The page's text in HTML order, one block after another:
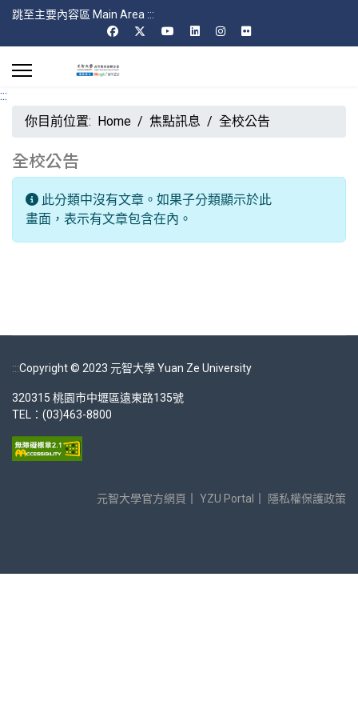
跳至主要內容區 Main Area :::
:::
你目前位置: Home 焦點訊息 全校公告
全校公告
每頁顯示條數
資訊
此分類中沒有文章。如果子分類顯示於此
畫面，表示有文章包含在內。
:::Copyright © 2023 元智大學 Yuan Ze University
320315 桃園市中壢區遠東路135號
TEL：(03)463-8800
元智大學官方網頁 YZU Portal 隱私權保護政策